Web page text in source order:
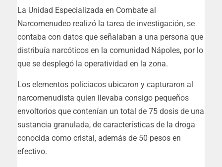
La Unidad Especializada en Combate al
Narcomenudeo realizó la tarea de investigación, se
contaba con datos que señalaban a una persona que
distribuía narcóticos en la comunidad Nápoles, por lo
que se desplegó la operatividad en la zona.
Los elementos policiacos ubicaron y capturaron al
narcomenudista quien llevaba consigo pequeños
envoltorios que contenían un total de 75 dosis de una
sustancia granulada, de características de la droga
conocida como cristal, además de 50 pesos en
efectivo.